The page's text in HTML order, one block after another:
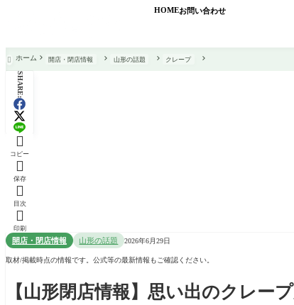
HOMEお問い合わせ
 ホーム 開店・閉店情報 山形の話題 クレープ
SHARE:

コピー

保存

目次

印刷
開店・閉店情報 山形の話題 2026年6月29日
取材/掲載時点の情報です。公式等の最新情報もご確認ください。
【山形閉店情報】思い出のクレー